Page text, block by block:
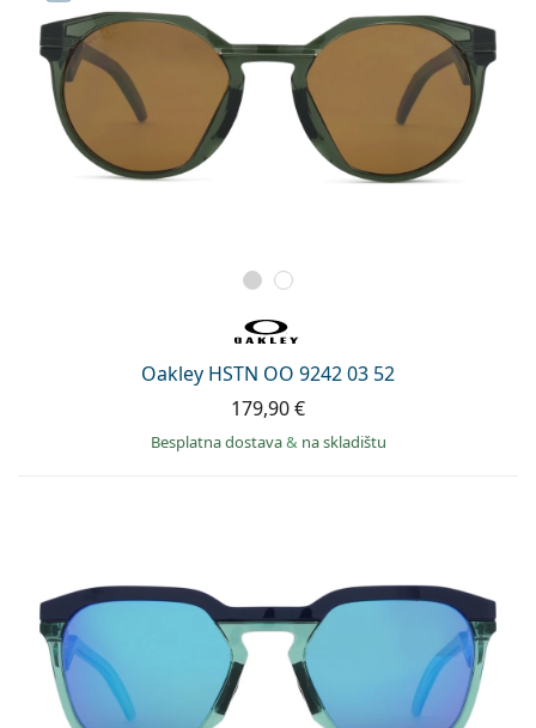
Oakley HSTN OO 9242 03 52
179,90 €
Besplatna dostava& na skladištu